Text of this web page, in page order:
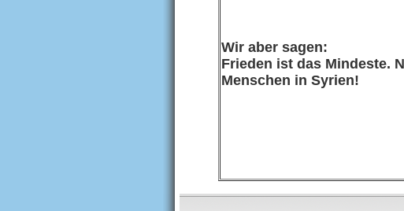
Wir aber sagen:
Frieden ist das Mindeste.
Menschen in Syrien!